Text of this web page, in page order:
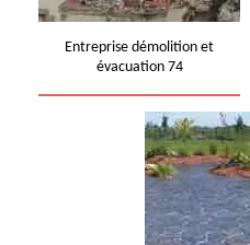
Entreprise démolition et
évacuation 74